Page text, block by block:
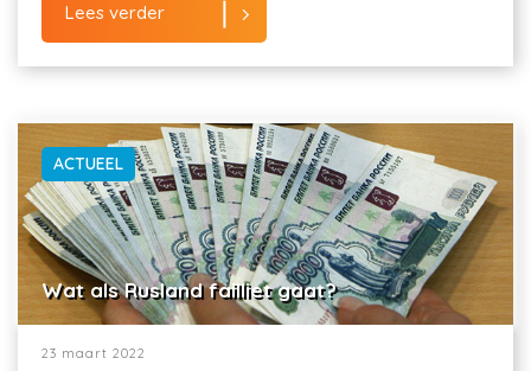
Lees verder
ACTUEEL
Wat als Rusland failliet gaat?
23 maart 2022